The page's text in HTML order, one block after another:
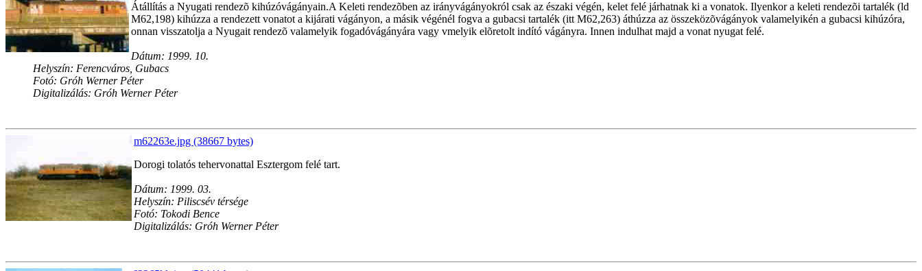
Átállítás a Nyugati rendezõ kihúzóvágányain.A Keleti rendezõben az irányvágányokról csak az északi végén, kelet felé járhatnak ki a vonatok. Ilyenkor a keleti rendezõi tartalék (ld
M62,198) kihúzza a rendezett vonatot a kijárati vágányon, a másik végénél fogva a gubacsi tartalék (itt M62,263) áthúzza az összeközõvágányok valamelyikén a gubacsi kihúzóra,
onnan visszatolja a Nyugait rendezõ valamelyik fogadóvágányára vagy vmelyik elõretolt indító vágányra. Innen indulhat majd a vonat nyugat felé.
Dátum: 1999. 10.
Helyszín: Ferencváros, Gubacs
Fotó: Gróh Werner Péter
Digitalizálás: Gróh Werner Péter
m62263e.jpg (38667 bytes)
Dorogi tolatós tehervonattal Esztergom felé tart.
Dátum: 1999. 03.
Helyszín: Piliscsév térsége
Fotó: Tokodi Bence
Digitalizálás: Gróh Werner Péter